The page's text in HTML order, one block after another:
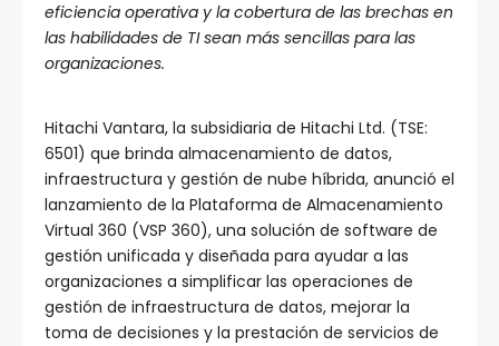
eficiencia operativa y la cobertura de las brechas en
las habilidades de TI sean más sencillas para las
organizaciones.
Hitachi Vantara, la subsidiaria de Hitachi Ltd. (TSE:
6501) que brinda almacenamiento de datos,
infraestructura y gestión de nube híbrida, anunció el
lanzamiento de la Plataforma de Almacenamiento
Virtual 360 (VSP 360), una solución de software de
gestión unificada y diseñada para ayudar a las
organizaciones a simplificar las operaciones de
gestión de infraestructura de datos, mejorar la
toma de decisiones y la prestación de servicios de